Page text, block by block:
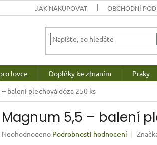
JAK NAKUPOVAT OBCHODNÍ
lovce Doplňky ke zbraním Praky
– balení plechová dóza 250 ks
Magnum 5,5 – balení
Průměrné
Neohodnoceno Podrobnosti hodnocení